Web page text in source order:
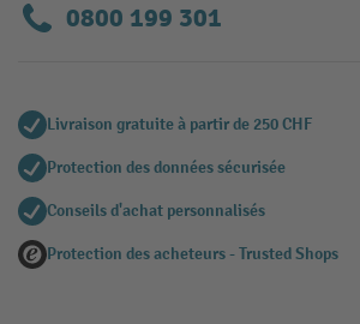
0800 199 301
Livraison gratuite à partir de 250 CHF
Protection des données sécurisée
Conseils d'achat personnalisés
Protection des acheteurs - Trusted Shops